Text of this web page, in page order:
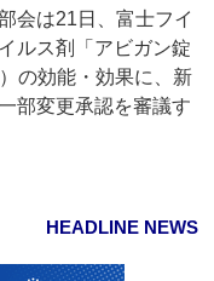
会は21日、富士フイ
ルス剤「アビガン錠
の効能・効果に、新
部変更承認を審議す
HEADLINE NEWS